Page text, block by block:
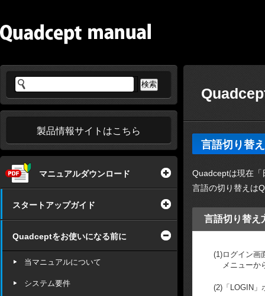
製品情報サイトはこちら
マニュアルダウンロード
スタートアップガイド
Quadceptをお使いになる前に
当マニュアルについて
システム要件
言語切り替え
Quadceptは現在「
言語の切り替えは
言語切り替え
(1)ログイン画
メニューか
(2) 「LOGIN